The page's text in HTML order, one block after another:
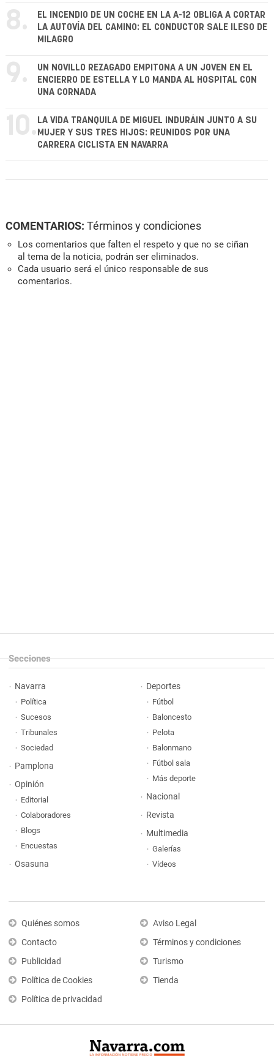
8.
EL INCENDIO DE UN COCHE EN LA A-12 OBLIGA A CORTAR
LA AUTOVÍA DEL CAMINO: EL CONDUCTOR SALE ILESO DE
MILAGRO
9.
UN NOVILLO REZAGADO EMPITONA A UN JOVEN EN EL
ENCIERRO DE ESTELLA Y LO MANDA AL HOSPITAL CON
UNA CORNADA
10. LA VIDA TRANQUILA DE MIGUEL INDURÁIN JUNTO A SU
MUJER Y SUS TRES HIJOS: REUNIDOS POR UNA
CARRERA CICLISTA EN NAVARRA
COMENTARIOS: Términos y condiciones
Los comentarios que falten el respeto y que no se ciñan
al tema de la noticia, podrán ser eliminados.
Cada usuario será el único responsable de sus
comentarios.
Secciones
Navarra
Política
Sucesos
Tribunales
Sociedad
Pamplona
Opinión
Editorial
Colaboradores
Blogs
Encuestas
Osasuna
Deportes
Fútbol
Baloncesto
Pelota
Balonmano
Fútbol sala
Más deporte
Nacional
Revista
Multimedia
Galerías
Vídeos
Quiénes somos
Contacto
Publicidad
Política de Cookies
Política de privacidad
Aviso Legal
Términos y condiciones
Turismo
Tienda